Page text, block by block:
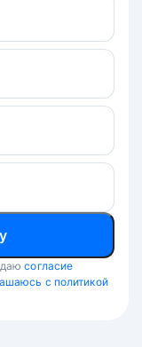
согласие
с политикой